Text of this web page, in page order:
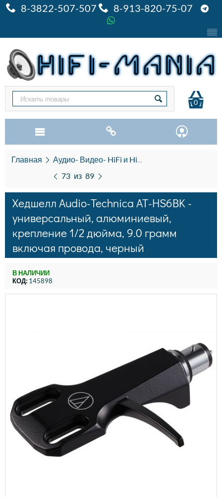
8-3822-507-507 8-913-820-75-07
0
Главная Аудио- Видео- HiFi и HiEND
73 из 89
Хедшелл Audio-Technica AT-HS6BK -
универсальный, алюминиевый,
крепление 1/2 дюйма, 9.0 грамм
включая провода, черный
В НАЛИЧИИ
КОД: 145898